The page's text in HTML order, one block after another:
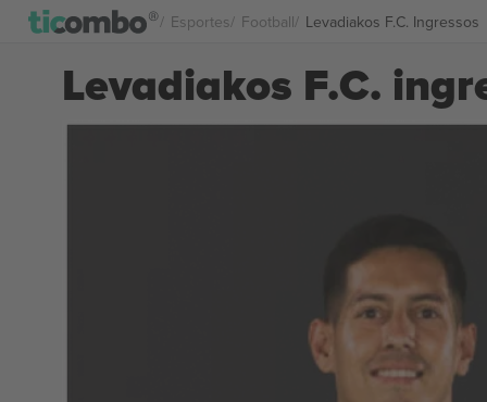
Esportes Football Levadiakos F.C. Ingressos
Levadiakos F.C.